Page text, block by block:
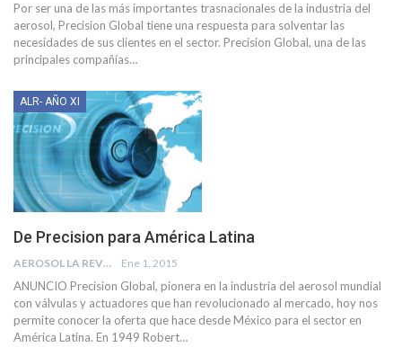
Por ser una de las más importantes trasnacionales de la industria del
aerosol, Precision Global tiene una respuesta para solventar las
necesidades de sus clientes en el sector. Precision Global, una de las
principales compañías…
ALR- AÑO XI
De Precision para América Latina
AEROSOL LA REVISTA Ene 1, 2015
ANUNCIO Precision Global, pionera en la industria del aerosol mundial
con válvulas y actuadores que han revolucionado al mercado, hoy nos
permite conocer la oferta que hace desde México para el sector en
América Latina. En 1949 Robert…